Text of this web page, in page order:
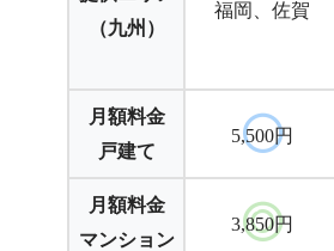
（九州）
福岡、佐賀
月額料金
戸建て
5,500円
月額料金
マンション
3,850円